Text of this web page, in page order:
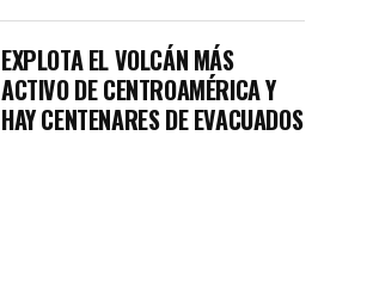
EXPLOTA EL VOLCÁN MÁS
ACTIVO DE CENTROAMÉRICA Y
HAY CENTENARES DE EVACUADOS